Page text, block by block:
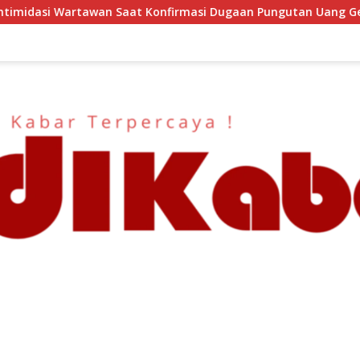
Dugaan Pungutan Uang Gedung, Anggota Komite SMAN